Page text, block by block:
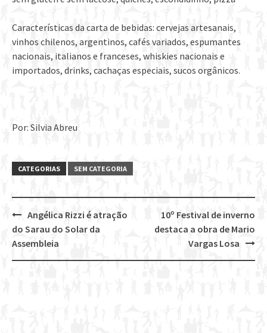
Características da carta de bebidas: cervejas artesanais,
vinhos chilenos, argentinos, cafés variados, espumantes
nacionais, italianos e franceses, whiskies nacionais e
importados, drinks, cachaças especiais, sucos orgânicos.
Por: Silvia Abreu
CATEGORIAS SEM CATEGORIA
Post
navigation
10º Festival de inverno
destaca a obra de Mario
Vargas Losa
Angélica Rizzi é atração
do Sarau do Solar da
Assembleia